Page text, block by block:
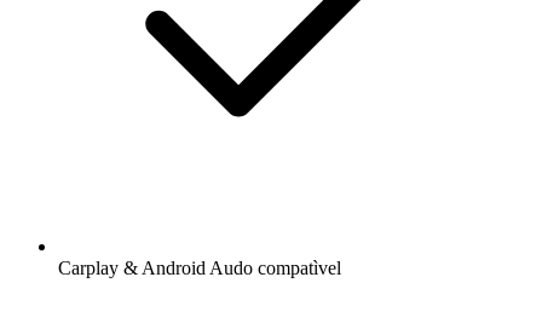
Carplay & Android Audo compatìvel